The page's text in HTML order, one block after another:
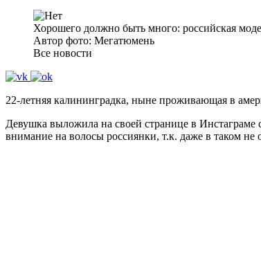
Хорошего должно быть много: российская
Автор фото: Мегатюмень
Все новости
22-летняя калининградка, ныне проживающая в
Девушка выложила на своей странице в Инстаграме
внимание на волосы россиянки, т.к. даже в таком